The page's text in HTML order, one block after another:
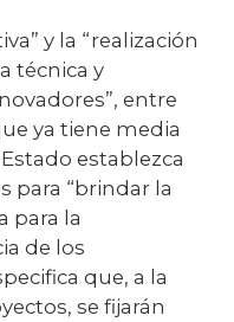
y la “realización
técnica y
entre
ya tiene media
establezca
para “brindar la
para la
de los
que, a la
se fijarán